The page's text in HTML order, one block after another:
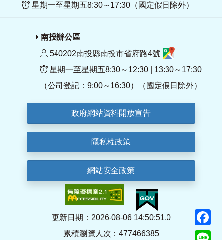
星期一至星期五8:30～17:30（國定假日除外）
南投辦公區
540202南投縣南投市省府路4號
星期一至星期五8:30～12:30 | 13:30～17:30
（公司登記：9:00～16:30）（國定假日除外）
政府網站資料開放宣告
隱私權政策
網站安全政策
更新日期：2026-08-06 14:50:51.0
累積瀏覽人次：477466385